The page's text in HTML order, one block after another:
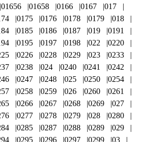
01656 01658 0166 0167
017
0175 0176 0178 0179
018
0185 0186 0187 019
0191
0195 0197 0198 022
0220
0226 0228 0229 023
0233
0238 024 0240 0241
0242
0247 0248 025 0250
0254
0258 0259 026 0260
0261
0266 0267 0268 0269
027
0277 0278 0279 028
0280
0285 0287 0288 0289
029
0295 0296 0297 0299 03